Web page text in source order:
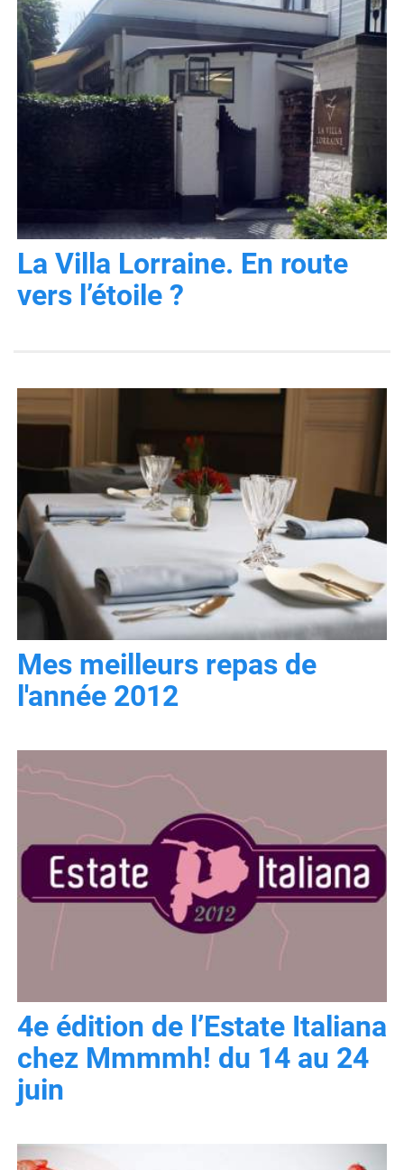
La Villa Lorraine. En route
vers l’étoile ?
Mes meilleurs repas de
l'année 2012
4e édition de l’Estate Italiana
chez Mmmmh! du 14 au 24
juin